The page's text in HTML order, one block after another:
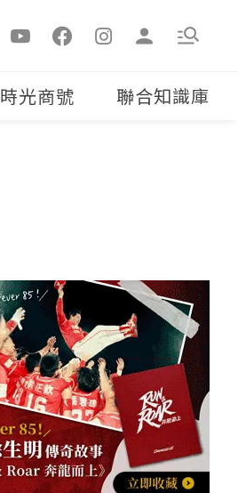
時光商號 聯合知識庫